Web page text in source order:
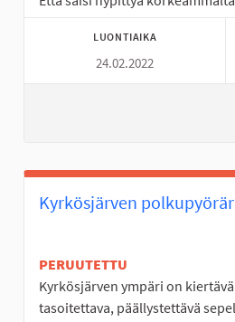
LUONTIAIKA
24.02.2022
Kyrkösjärven
PERUUTETTU
Kyrkösjärven ympäri on
tasoitettava, päällystettävä